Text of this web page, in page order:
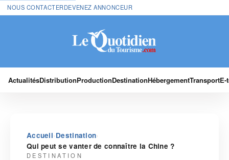
NOUS CONTACTERDEVENEZ ANNONCEUR
ActualitésDistributionProductionDestinationHébergementTransport
Accueil›Destination›
Qui peut se vanter de connaître la Chine ?
DESTINATION